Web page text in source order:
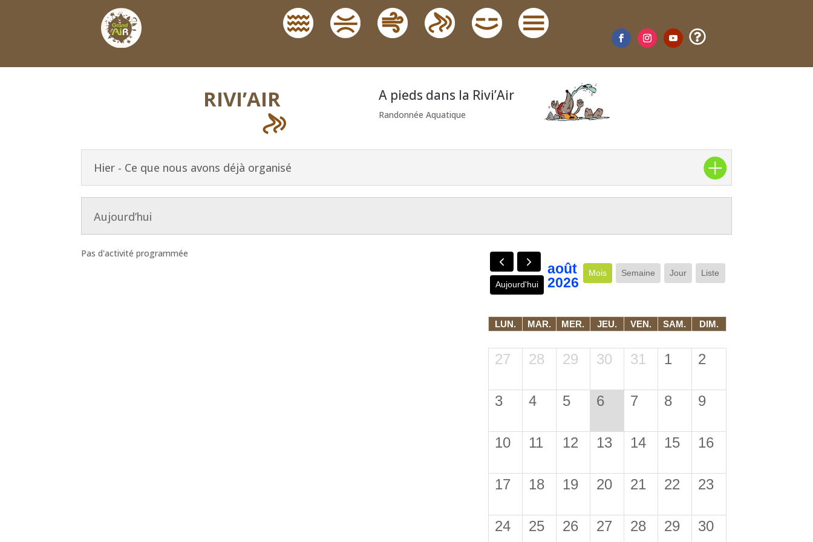

RIVI’AIR A pieds dans la Rivi’Air
Randonnée Aquatique
Hier - Ce que nous avons déjà organisé
Aujourd’hui
Pas d'activité programmée
Aujourd'hui
août
2026
Mois Semaine Jour Liste
LUN. MAR. MER. JEU. VEN. SAM. DIM.
27 28 29 30 31 1 2
3 4 5 6 7 8 9
10 11 12 13 14 15 16
17 18 19 20 21 22 23
24 25 26 27 28 29 30